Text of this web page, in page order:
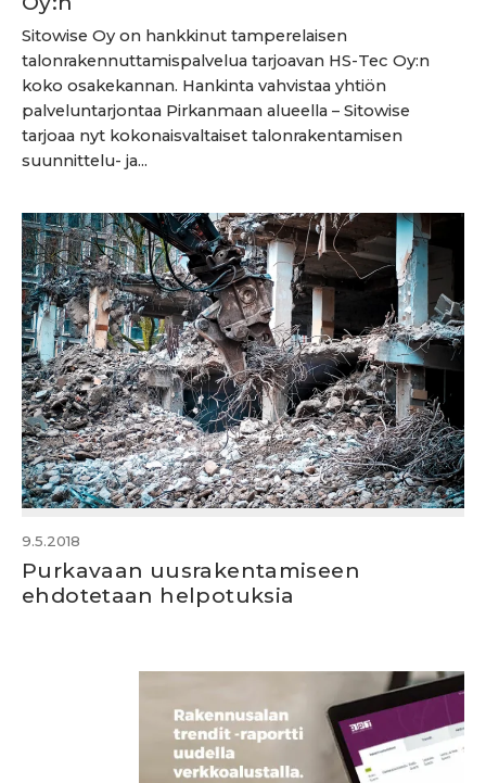
Sitowise Oy on hankkinut tamperelaisen
talonrakennuttamispalvelua tarjoavan HS-Tec Oy:n
koko osakekannan. Hankinta vahvistaa yhtiön
palveluntarjontaa Pirkanmaan alueella – Sitowise
tarjoaa nyt kokonaisvaltaiset talonrakentamisen
suunnittelu- ja...
9.5.2018
Purkavaan uusrakentamiseen
ehdotetaan helpotuksia